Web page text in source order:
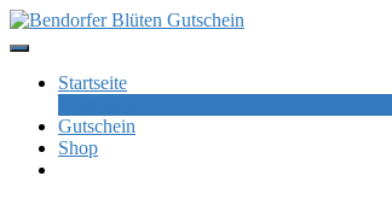
Skip
to
Startseite
Gutschein
Shop